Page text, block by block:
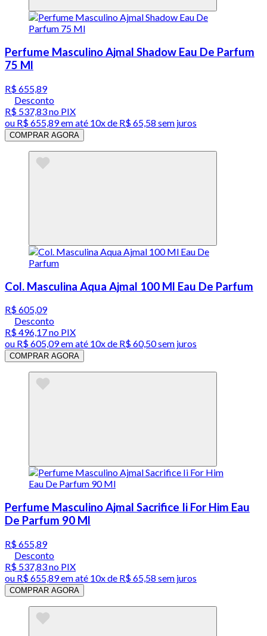
Perfume Masculino Ajmal Shadow Eau De Parfum
75 Ml
R$ 655,89
Desconto
R$ 537,83no PIX
ou R$ 655,89em até 10x de R$ 65,58 sem juros
COMPRAR AGORA
Col. Masculina Aqua Ajmal 100 Ml Eau De Parfum
R$ 605,09
Desconto
R$ 496,17no PIX
ou R$ 605,09em até 10x de R$ 60,50 sem juros
COMPRAR AGORA
Perfume Masculino Ajmal Sacrifice Ii For Him Eau
De Parfum 90 Ml
R$ 655,89
Desconto
R$ 537,83no PIX
ou R$ 655,89em até 10x de R$ 65,58 sem juros
COMPRAR AGORA